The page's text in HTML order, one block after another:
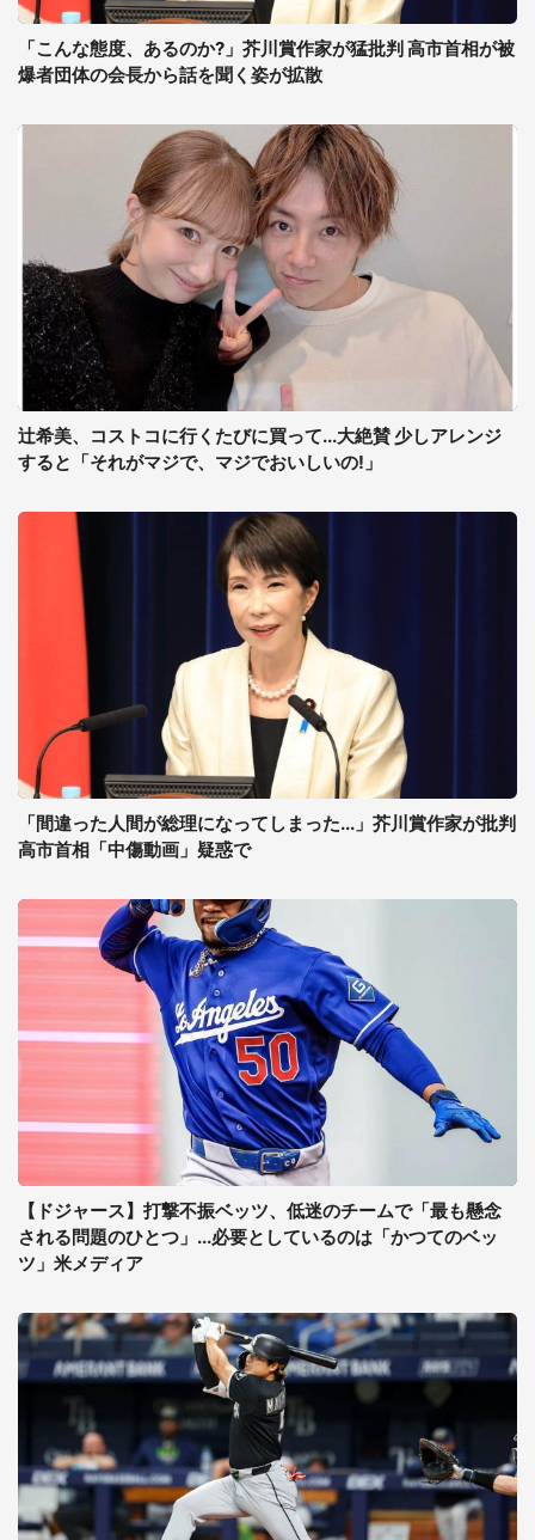
「こんな態度、あるのか?」芥川賞作家が猛批判 高市首相が被
爆者団体の会長から話を聞く姿が拡散
辻希美、コストコに行くたびに買って...大絶賛 少しアレンジ
すると「それがマジで、マジでおいしいの!」
「間違った人間が総理になってしまった...」芥川賞作家が批判
高市首相「中傷動画」疑惑で
【ドジャース】打撃不振ベッツ、低迷のチームで「最も懸念
される問題のひとつ」...必要としているのは「かつてのベッ
ツ」米メディア